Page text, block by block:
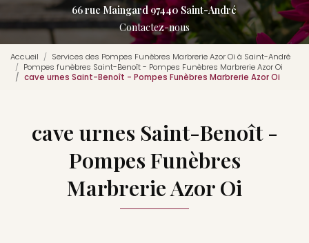
66 rue Maingard 97440 Saint-André
Contactez-nous
Accueil
Services des Pompes Funèbres Marbrerie Azor Oi à Saint-André
Pompes funèbres Saint-Benoît - Pompes Funèbres Marbrerie Azor Oi
cave urnes Saint-Benoît - Pompes Funèbres Marbrerie Azor Oi
cave urnes Saint-Benoît -
Pompes Funèbres
Marbrerie Azor Oi